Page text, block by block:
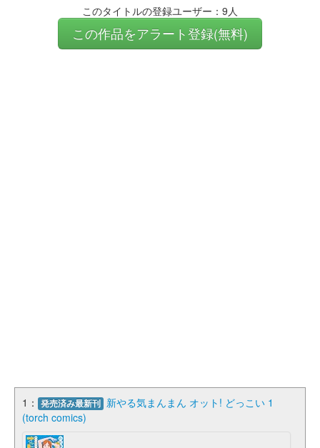
このタイトルの登録ユーザー：9人
この作品をアラート登録(無料)
1： 発売済み最新刊 新やる気まんまん オット! どっこい 1
(torch comics)